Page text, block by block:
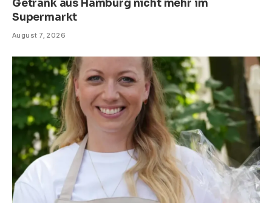
Getränk aus Hamburg nicht mehr im
Supermarkt
August 7, 2026